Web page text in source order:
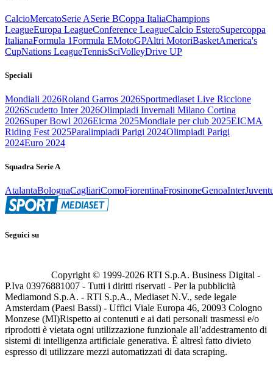
CalcioMercatoSerie ASerie BCoppa ItaliaChampions
LeagueEuropa LeagueConference LeagueCalcio EsteroSupercoppa
ItalianaFormula 1Formula EMotoGPAltri MotoriBasketAmerica's
CupNations LeagueTennisSciVolleyDrive UP
Speciali
Mondiali 2026Roland Garros 2026Sportmediaset Live Riccione
2026Scudetto Inter 2026Olimpiadi Invernali Milano Cortina
2026Super Bowl 2026Eicma 2025Mondiale per club 2025EICMA
Riding Fest 2025Paralimpiadi Parigi 2024Olimpiadi Parigi
2024Euro 2024
Squadra Serie A
AtalantaBolognaCagliariComoFiorentinaFrosinoneGenoaInter
Seguici su
Copyright © 1999-2026 RTI S.p.A. Business Digital -
P.Iva 03976881007 - Tutti i diritti riservati - Per la pubblicità
Mediamond S.p.A. - RTI S.p.A., Mediaset N.V., sede legale
Amsterdam (Paesi Bassi) - Uffici Viale Europa 46, 20093 Cologno
Monzese (MI)Rispetto ai contenuti e ai dati personali trasmessi e/o
riprodotti è vietata ogni utilizzazione funzionale all’addestramento di
sistemi di intelligenza artificiale generativa. È altresì fatto divieto
espresso di utilizzare mezzi automatizzati di data scraping.